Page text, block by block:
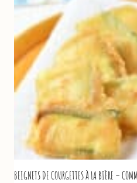
YAOURT
GREC
–
SANS
SORBETIÈRE
BEIGNETS DE COURGETTES À LA BIÈRE –